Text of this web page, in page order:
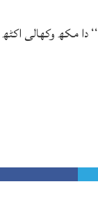
مکھ وکھالی اکٹھ